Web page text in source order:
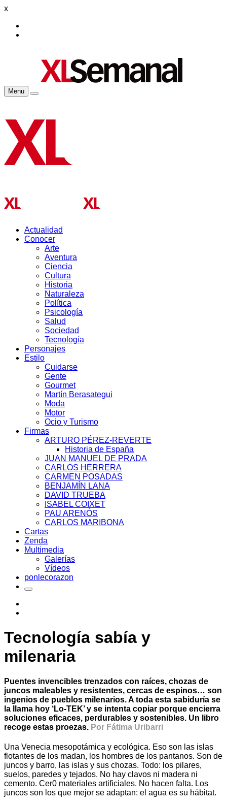
x
Menu
Actualidad
Conocer
Arte
Aventura
Ciencia
Cultura
Historia
Naturaleza
Política
Psicología
Salud
Sociedad
Tecnología
Personajes
Estilo
Cuidarse
Gente
Gourmet
Martín Berasategui
Moda
Motor
Ocio y Turismo
Firmas
ARTURO PÉREZ-REVERTE
Historia de España
JUAN MANUEL DE PRADA
CARLOS HERRERA
CARMEN POSADAS
BENJAMÍN LANA
DAVID TRUEBA
ISABEL COIXET
PAU ARENÓS
CARLOS MARIBONA
Cartas
Zenda
Multimedia
Galerías
Vídeos
ponlecorazon
Tecnología sabía y
milenaria
Puentes invencibles trenzados con raíces, chozas de
juncos maleables y resistentes, cercas de espinos… son
ingenios de pueblos milenarios. A toda esta sabiduría se
la llama hoy ‘Lo-TEK’ y se intenta copiar porque encierra
soluciones eficaces, perdurables y sostenibles. Un libro
recoge estas proezas. Por Fátima Uribarri
Una Venecia mesopotámica y ecológica. Eso son las islas
flotantes de los madan, los hombres de los pantanos. Son de
juncos y barro, las islas y sus chozas. Todo: los pilares,
suelos, paredes y tejados. No hay clavos ni madera ni
cemento. Cer0 materiales artificiales. No hacen falta. Los
juncos son los que mejor se adaptan: el agua es su hábitat.